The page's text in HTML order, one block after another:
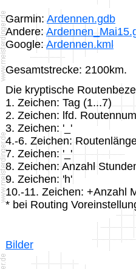
Garmin:Ardennen.gdb
Andere:
Google:Ardennen.kml
Gesamtstrecke: 2100km.
Die kryptische
1. Zeichen: Tag (1...7)
2. Zeichen: lfd.
3. Zeichen: '_'
4.-6. Zeichen:
7. Zeichen: '_'
8. Zeichen: Anzahl
9. Zeichen: 'h'
10.-11. Zeichen: +Anzahl
* bei Routing
Bilder